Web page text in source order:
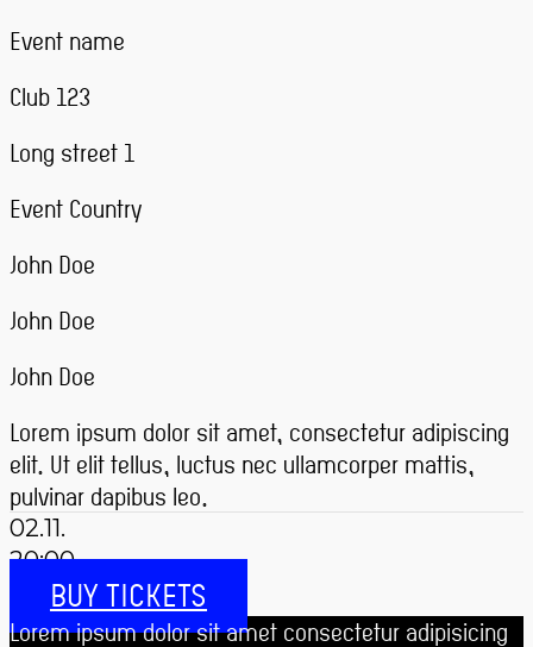
Event name
Club 123
Long street 1
Event Country
John Doe
John Doe
John Doe
Lorem ipsum dolor sit amet, consectetur adipiscing
elit. Ut elit tellus, luctus nec ullamcorper mattis,
pulvinar dapibus leo.
02.11.
20:00
BUY TICKETS
Lorem ipsum dolor sit amet consectetur adipisicing